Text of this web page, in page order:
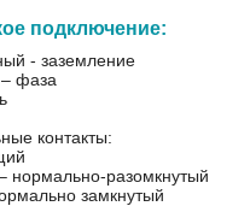
подключение:
- заземление
фаза
контакты:
нормально-разомкнутый
замкнутый